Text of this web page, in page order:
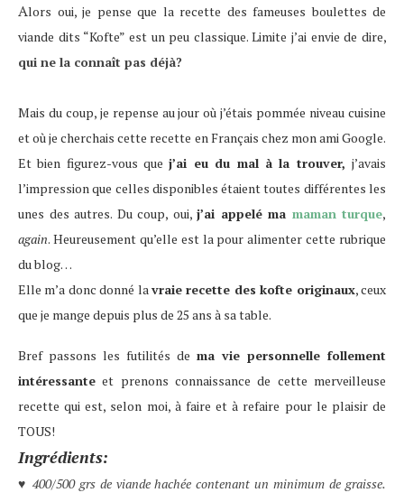
Alors oui, je pense que la recette des fameuses boulettes de
viande dits “Kofte” est un peu classique. Limite j’ai envie de dire,
qui ne la connaît pas déjà?
Mais du coup, je repense au jour où j’étais pommée niveau cuisine
et où je cherchais cette recette en Français chez mon ami Google.
Et bien figurez-vous quej’ai eu du mal à la trouver,j’avais
l’impression que celles disponibles étaient toutes différentes les
unes des autres. Du coup, oui, j’ai appelé ma maman turque,
again. Heureusement qu’elle est la pour alimenter cette rubrique
du blog…
Elle m’a donc donné lavraie recette des kofte originaux, ceux
que je mange depuis plus de 25 ans à sa table.
Bref passons les futilités de ma vie personnelle follement
intéressante et prenons connaissance de cette merveilleuse
recette qui est, selon moi, à faire et à refaire pour le plaisir de
TOUS!
Ingrédients:
♥ 400/500 grs de viande hachée contenant un minimum de graisse.